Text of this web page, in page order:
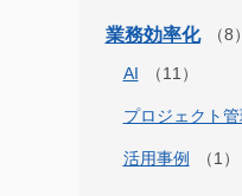
業務効率化
AI
プロジェクト管
活用事例